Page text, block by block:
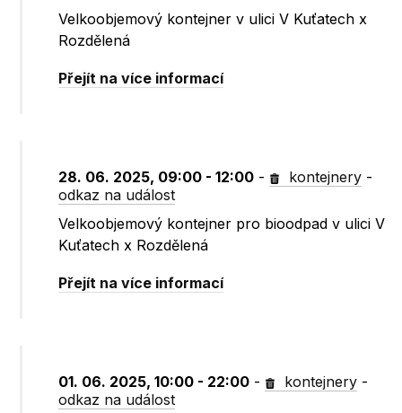
Velkoobjemový kontejner v ulici V Kuťatech x
Rozdělená
Přejít na více informací
28. 06. 2025, 09:00 - 12:00 - kontejnery -
odkaz na událost
Velkoobjemový kontejner pro bioodpad v ulici V
Kuťatech x Rozdělená
Přejít na více informací
01. 06. 2025, 10:00 - 22:00 - kontejnery -
odkaz na událost